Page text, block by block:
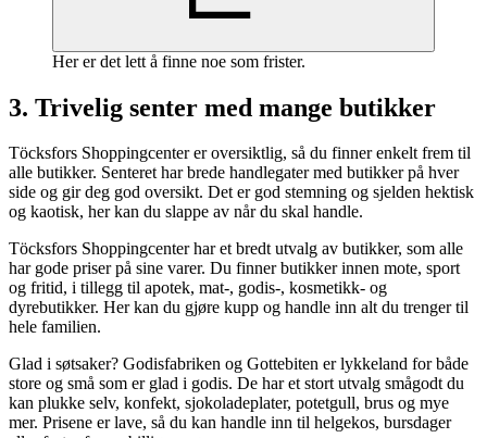
Her er det lett å finne noe som frister.
3. Trivelig senter med mange butikker
Töcksfors Shoppingcenter er oversiktlig, så du finner enkelt frem til
alle butikker. Senteret har brede handlegater med butikker på hver
side og gir deg god oversikt. Det er god stemning og sjelden hektisk
og kaotisk, her kan du slappe av når du skal handle.
Töcksfors Shoppingcenter har et bredt utvalg av butikker, som alle
har gode priser på sine varer. Du finner butikker innen mote, sport
og fritid, i tillegg til apotek, mat-, godis-, kosmetikk- og
dyrebutikker. Her kan du gjøre kupp og handle inn alt du trenger til
hele familien.
Glad i søtsaker? Godisfabriken og Gottebiten er lykkeland for både
store og små som er glad i godis. De har et stort utvalg smågodt du
kan plukke selv, konfekt, sjokoladeplater, potetgull, brus og mye
mer. Prisene er lave, så du kan handle inn til helgekos, bursdager